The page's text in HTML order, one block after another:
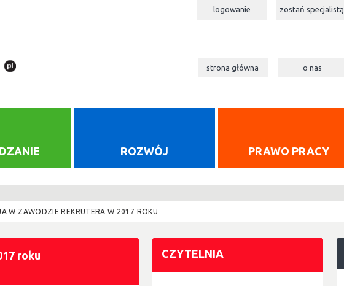
logowanie zostań specjalistą
strona główna o nas
ROZWÓJ PRAWO PRACY
W ZAWODZIE REKRUTERA W 2017 ROKU
roku CZYTELNIA